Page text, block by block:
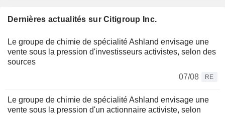
Dernières actualités sur Citigroup Inc.
Le groupe de chimie de spécialité Ashland envisage une
vente sous la pression d'investisseurs activistes, selon des
sources
07/08
RE
Le groupe de chimie de spécialité Ashland envisage une
vente sous la pression d'un actionnaire activiste, selon